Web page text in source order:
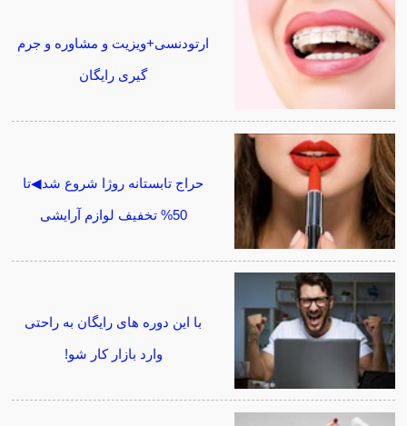
ارتودنسی+ویزیت و مشاوره و جرم
گیری رایگان
حراج تابستانه روژا شروع شد◀تا
50% تخفیف لوازم آرایشی
با این دوره های رایگان به راحتی
وارد بازار کار شو!